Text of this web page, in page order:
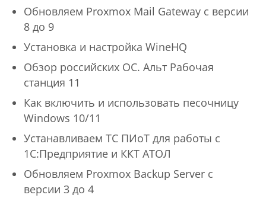
Обновляем Proxmox Mail Gateway с версии
8 до 9
Установка и настройка WineHQ
Обзор российских ОС. Альт Рабочая
станция 11
Как включить и использовать песочницу
Windows 10/11
Устанавливаем ТС ПИоТ для работы с
1С:Предприятие и ККТ АТОЛ
Обновляем Proxmox Backup Server с
версии 3 до 4